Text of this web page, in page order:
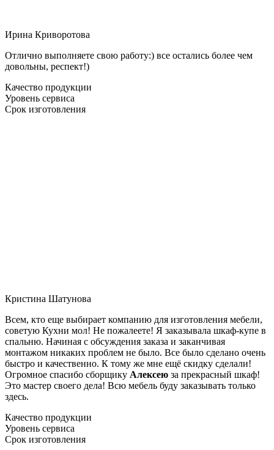
Ирина Криворотова
Отлично выполняете свою работу:) все остались более чем
довольны, респект!)
Качество продукции
Уровень сервиса
Срок изготовления
Кристина Шатунова
Всем, кто еще выбирает компанию для изготовления мебели,
советую Кухни мол! Не пожалеете! Я заказывала шкаф-купе в
спальню. Начиная с обсуждения заказа и заканчивая
монтажом никаких проблем не было. Все было сделано очень
быстро и качественно. К тому же мне ещё скидку сделали!
Огромное спасибо сборщику Алексею за прекрасный шкаф!
Это мастер своего дела! Всю мебель буду заказывать только
здесь.
Качество продукции
Уровень сервиса
Срок изготовления